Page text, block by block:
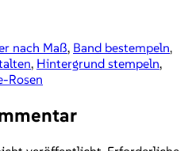
nach Maß, Band bestempeln,
, Hintergrund stempeln,
Rosen